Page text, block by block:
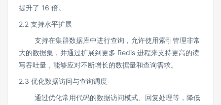
提升了 16 倍。
2.2 支持水平扩展
支持在集群数据库中进行查询，允许使用索引管理非常
大的数据集，并通过扩展到更多 Redis 进程来支持更高的读
写吞吐量，能够应对不断增长的数据量和查询需求。
2.3 优化数据访问与查询调度
通过优化常用代码的数据访问模式、回复处理等，降低